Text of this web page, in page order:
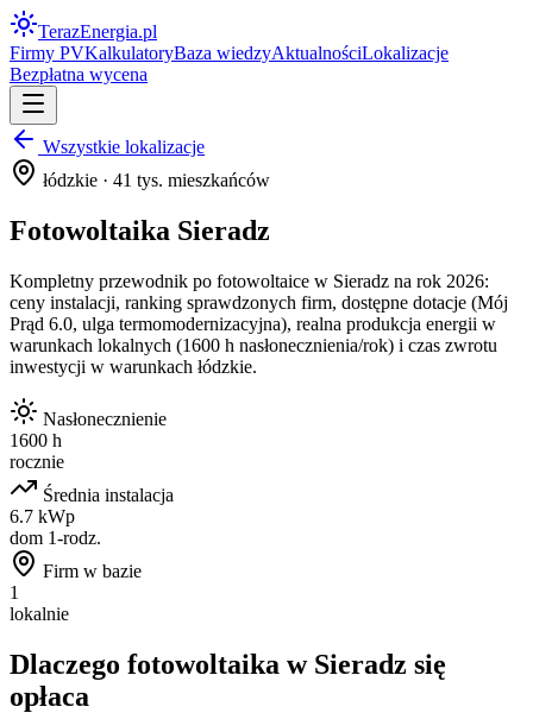
TerazEnergia.pl
Firmy PVKalkulatoryBaza wiedzyAktualnościLokalizacje
Bezpłatna wycena
Wszystkie lokalizacje
łódzkie · 41 tys. mieszkańców
Fotowoltaika Sieradz
Kompletny przewodnik po fotowoltaice w Sieradz na rok 2026:
ceny instalacji, ranking sprawdzonych firm, dostępne dotacje (Mój
Prąd 6.0, ulga termomodernizacyjna), realna produkcja energii w
warunkach lokalnych (1600 h nasłonecznienia/rok) i czas zwrotu
inwestycji w warunkach łódzkie.
Nasłonecznienie
1600 h
rocznie
Średnia instalacja
6.7 kWp
dom 1-rodz.
Firm w bazie
1
lokalnie
Dlaczego fotowoltaika w Sieradz się
opłaca